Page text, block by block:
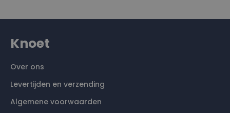
Knoet
Over ons
Levertijden en verzending
Algemene voorwaarden